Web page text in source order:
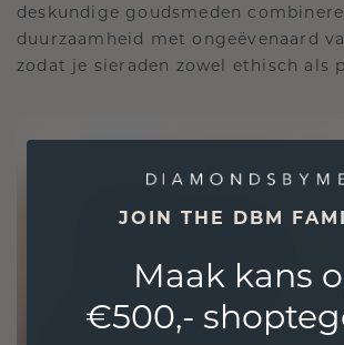
deskundige goudsmeden
duurzaamheid met ongeëvenaard
zodat je sieraden zowel ethisch als
JOIN THE DBM
Maak kans
€500,-